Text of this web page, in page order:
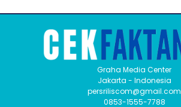
Graha Media Center
Jakarta - Indonesia
persriliscom@gmail.com
0853-1555-7788